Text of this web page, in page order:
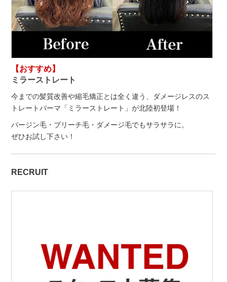
【おすすめ】
ミラーストレート
今までの髪質改善や縮毛矯正とは全く違う、ダメージレスのス
トレートパーマ「ミラーストレート」が北陸初登場！
バージン毛・ブリーチ毛・ダメージ毛でもサラサラに。
ぜひお試し下さい！
RECRUIT